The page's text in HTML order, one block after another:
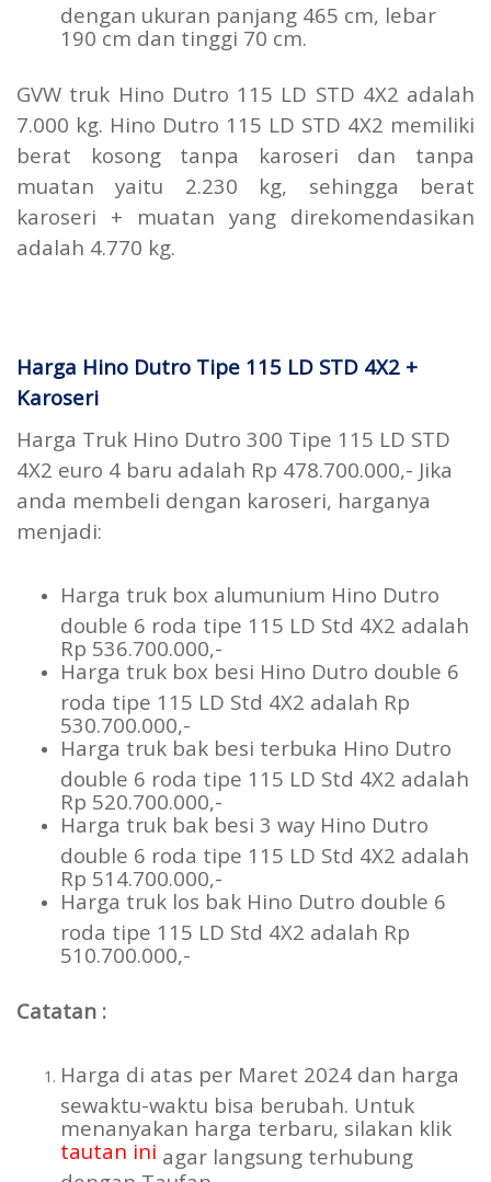
dengan ukuran panjang 465 cm, lebar
190 cm dan tinggi 70 cm.
GVW truk Hino Dutro 115 LD STD 4X2 adalah
7.000 kg. Hino Dutro 115 LD STD 4X2 memiliki
berat kosong tanpa karoseri dan tanpa
muatan yaitu 2.230 kg, sehingga berat
karoseri + muatan yang direkomendasikan
adalah 4.770 kg.
Harga Hino Dutro Tipe 115 LD STD 4X2 +
Karoseri
Harga Truk Hino Dutro 300 Tipe 115 LD STD
4X2 euro 4 baru adalah Rp 478.700.000,- Jika
anda membeli dengan karoseri, harganya
menjadi:
Harga truk box alumunium Hino Dutro
double 6 roda tipe 115 LD Std 4X2 adalah
Rp 536.700.000,-
Harga truk box besi Hino Dutro double 6
roda tipe 115 LD Std 4X2 adalah Rp
530.700.000,-
Harga truk bak besi terbuka Hino Dutro
double 6 roda tipe 115 LD Std 4X2 adalah
Rp 520.700.000,-
Harga truk bak besi 3 way Hino Dutro
double 6 roda tipe 115 LD Std 4X2 adalah
Rp 514.700.000,-
Harga truk los bak Hino Dutro double 6
roda tipe 115 LD Std 4X2 adalah Rp
510.700.000,-
Catatan :
Harga di atas per Maret 2024 dan harga
sewaktu-waktu bisa berubah. Untuk
menanyakan harga terbaru, silakan klik
tautan ini agar langsung terhubung